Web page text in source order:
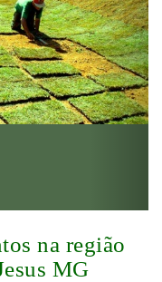
na região
MG